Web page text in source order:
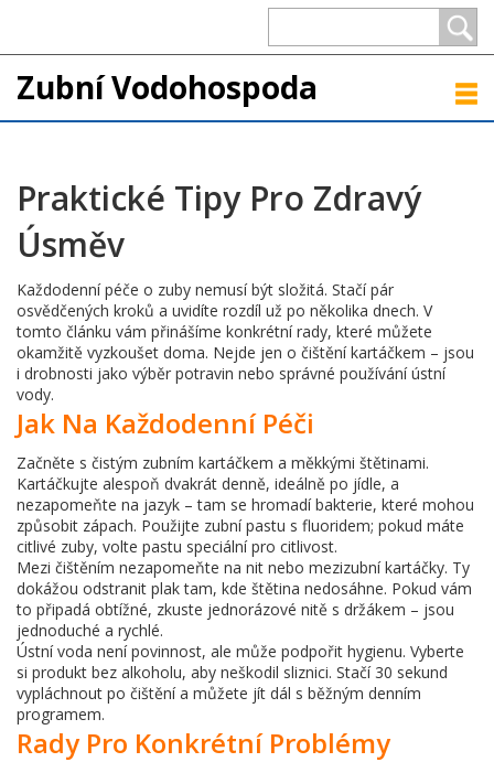
Zubní Vodohospoda
Praktické Tipy Pro Zdravý
Úsměv
Každodenní péče o zuby nemusí být složitá. Stačí pár
osvědčených kroků a uvidíte rozdíl už po několika dnech. V
tomto článku vám přinášíme konkrétní rady, které můžete
okamžitě vyzkoušet doma. Nejde jen o čištění kartáčkem – jsou
i drobnosti jako výběr potravin nebo správné používání ústní
vody.
Jak Na Každodenní Péči
Začněte s čistým zubním kartáčkem a měkkými štětinami.
Kartáčkujte alespoň dvakrát denně, ideálně po jídle, a
nezapomeňte na jazyk – tam se hromadí bakterie, které mohou
způsobit zápach. Použijte zubní pastu s fluoridem; pokud máte
citlivé zuby, volte pastu speciální pro citlivost.
Mezi čištěním nezapomeňte na nit nebo mezizubní kartáčky. Ty
dokážou odstranit plak tam, kde štětina nedosáhne. Pokud vám
to připadá obtížné, zkuste jednorázové nitě s držákem – jsou
jednoduché a rychlé.
Ústní voda není povinnost, ale může podpořit hygienu. Vyberte
si produkt bez alkoholu, aby neškodil sliznici. Stačí 30 sekund
vypláchnout po čištění a můžete jít dál s běžným denním
programem.
Rady Pro Konkrétní Problémy